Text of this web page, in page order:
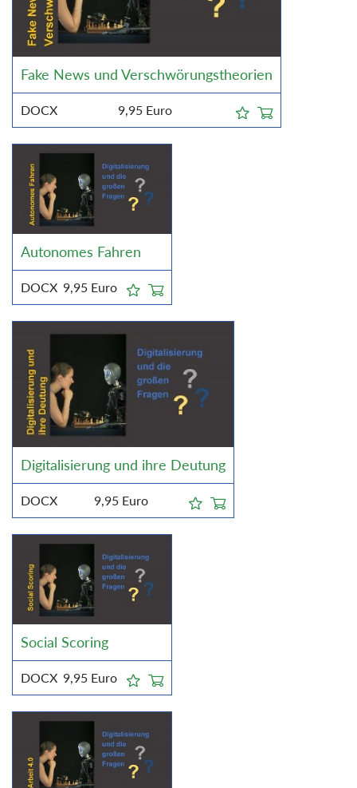
Fake News und Verschwörungstheorien
DOCX 9,95 Euro
Autonomes Fahren
DOCX 9,95 Euro
Digitalisierung und ihre Deutung
DOCX 9,95 Euro
Social Scoring
DOCX 9,95 Euro